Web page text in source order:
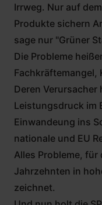
Irrweg. Nur auf
Produkte sichern
sage nur "Grüner
Die Probleme
Fachkräftemangel,
Deren
Leistungsdruck im
Einwandeung ins
nationale und EU
Alles Probleme, für
Jahrzehnten in
zeichnet.